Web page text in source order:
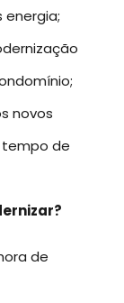
novos
de
de